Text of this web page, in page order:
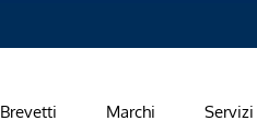
Brevetti Marchi Servizi